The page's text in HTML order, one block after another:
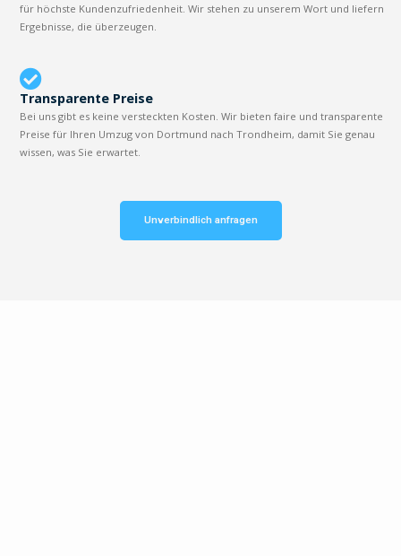
für höchste Kundenzufriedenheit. Wir stehen zu unserem Wort und liefern
Ergebnisse, die überzeugen.
Transparente Preise
Bei uns gibt es keine versteckten Kosten. Wir bieten faire und transparente
Preise für Ihren Umzug von Dortmund nach Trondheim, damit Sie genau
wissen, was Sie erwartet.
Unverbindlich anfragen